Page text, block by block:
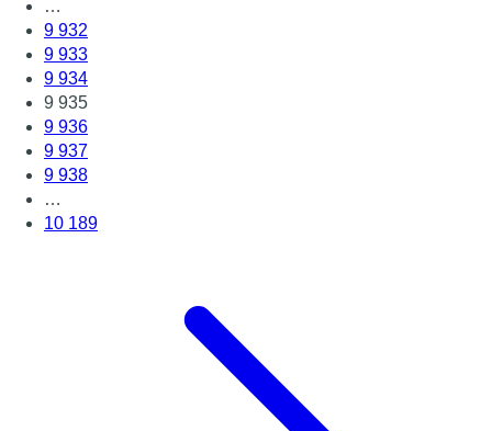
…
9 932
9 933
9 934
9 935
9 936
9 937
9 938
…
10 189